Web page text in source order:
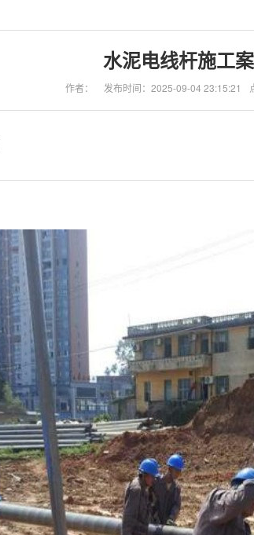
水泥电线杆施工
作者： 发布时间：2025-09-04 23:15:21